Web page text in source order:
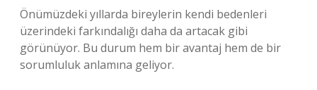
Önümüzdeki yıllarda bireylerin kendi bedenleri
üzerindeki farkındalığı daha da artacak gibi
görünüyor. Bu durum hem bir avantaj hem de bir
sorumluluk anlamına geliyor.